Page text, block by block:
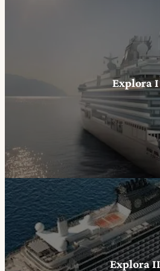
Explora I
Explora II